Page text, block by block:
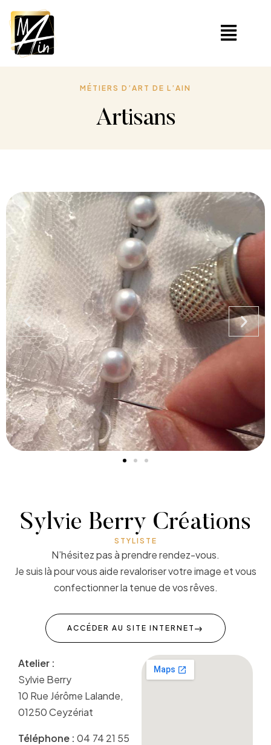
MÉTIERS D’ART DE L’AIN
Artisans
Sylvie Berry Créations
STYLISTE
N’hésitez pas à prendre rendez-vous.
Je suis là pour vous aide revaloriser votre image et vous
confectionner la tenue de vos rêves.
ACCÉDER AU SITE INTERNET
Atelier :
Sylvie Berry
10 Rue Jérôme Lalande,
01250 Ceyzériat
Téléphone : 04 74 21 55